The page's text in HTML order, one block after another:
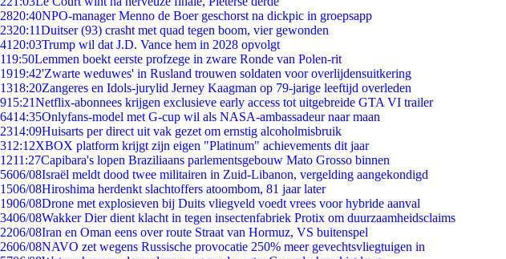
2820:40NPO-manager Menno de Boer geschorst na dickpic in groepsapp
2320:11Duitser (93) crasht met quad tegen boom, vier gewonden
41 20:03Trump wil dat J.D. Vance hem in 2028 opvolgt
119:50Lemmen boekt eerste profzege in zware Ronde van Polen-rit
1919:42'Zwarte weduwes' in Rusland trouwen soldaten voor overlijdensuitkering
1318:20Zangeres en Idols-jurylid Jerney Kaagman op 79-jarige leeftijd overleden
915:21Netflix-abonnees krijgen exclusieve early access tot uitgebreide GTA VI trailer
6414:35Onlyfans-model met G-cup wil als NASA-ambassadeur naar maan
2314:09Huisarts per direct uit vak gezet om ernstig alcoholmisbruik
312:12XBOX platform krijgt zijn eigen "Platinum" achievements dit jaar
1211:27Capibara's lopen Braziliaans parlementsgebouw Mato Grosso binnen
5606/08Israël meldt dood twee militairen in Zuid-Libanon, vergelding aangekondigd
1506/08Hiroshima herdenkt slachtoffers atoombom, 81 jaar later
1906/08Drone met explosieven bij Duits vliegveld voedt vrees voor hybride aanval
3406/08Wakker Dier dient klacht in tegen insectenfabriek Protix om duurzaamheidsclaims
2206/08Iran en Oman eens over route Straat van Hormuz, VS buitenspel
2606/08NAVO zet wegens Russische provocatie 250% meer gevechtsvliegtuigen in